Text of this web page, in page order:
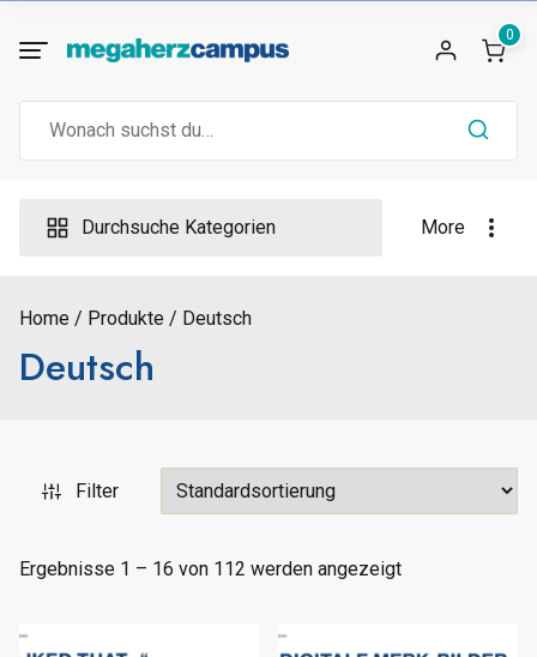
0
Durchsuche Kategorien More
Home Produkte Deutsch
Deutsch
Filter
Ergebnisse 1 – 16 von 112 werden angezeigt